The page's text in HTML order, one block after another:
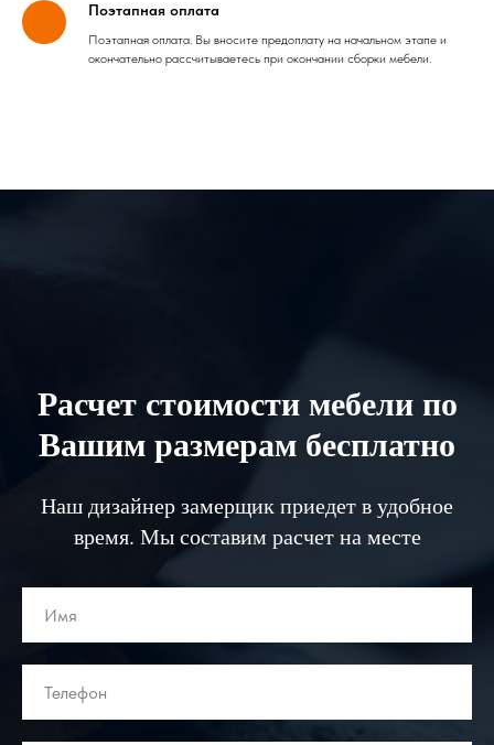
Поэтапная оплата
Поэтапная оплата. Вы вносите предоплату на начальном этапе и
окончательно рассчитываетесь при окончании сборки мебели.
Расчет стоимости мебели по
Вашим размерам бесплатно
Наш дизайнер замерщик приедет в удобное
время. Мы составим расчет на месте